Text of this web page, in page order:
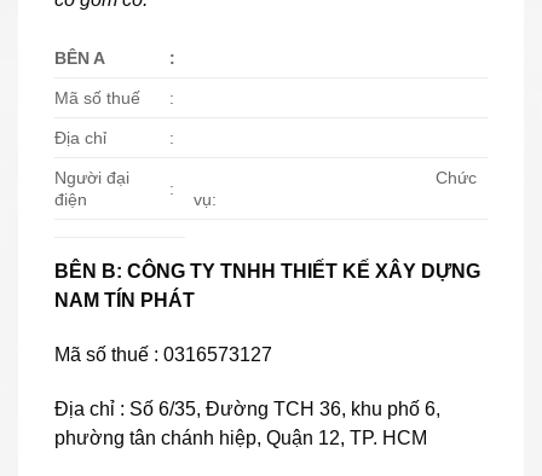
BÊN A :
Mã số thuế :
Địa chỉ :
Người đại
điện
:
Chức
vụ:
BÊN B: CÔNG TY TNHH THIẾT KẾ XÂY DỰNG
NAM TÍN PHÁT
Mã số thuế : 0316573127
Địa chỉ : Số 6/35, Đường TCH 36, khu phố 6,
phường tân chánh hiệp, Quận 12, TP. HCM